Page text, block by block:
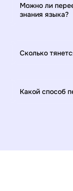
Можно ли
знания языка?
Сколько
Какой способ
ИП Cавин Святослав
Деятельность
запрещена на